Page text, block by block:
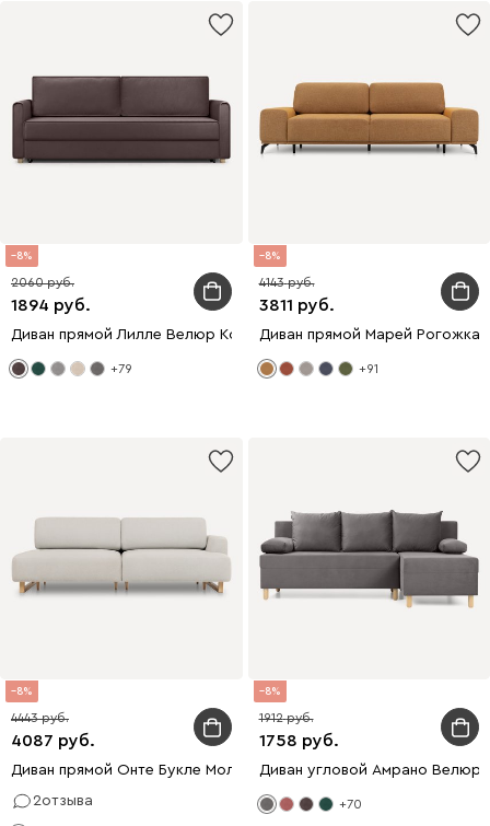
8
1894
2060
Диван прямой Лилле Велюр Коричневый
+79
8
3811
4143
Диван прямой Марей Рогожка
+91
8
4087
4443
Диван прямой Онте Букле Молочный
2отзыва
8
1758
1912
Диван угловой Амрано Велюр
+70